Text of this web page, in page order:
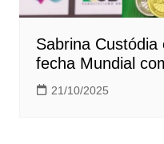
Sabrina
fecha Mundial
21/10/2025